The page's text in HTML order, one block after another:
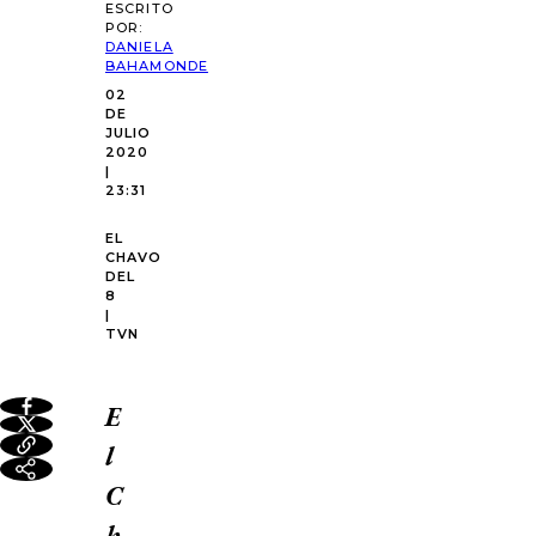
ESCRITO
POR:
DANIELA
BAHAMONDE
02
DE
JULIO
2020
|
23:31
EL
CHAVO
DEL
8
|
TVN
E
l
C